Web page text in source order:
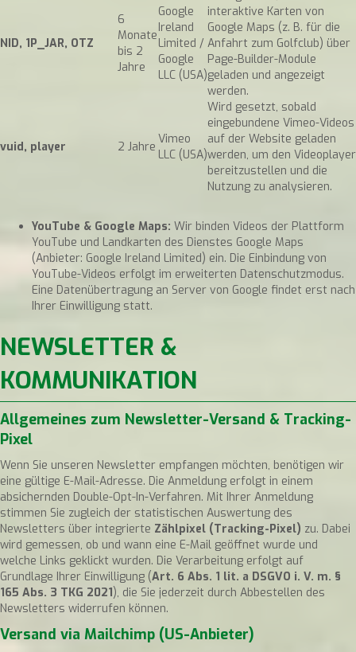
NID, 1P_JAR, OTZ
6
Monate
bis 2
Jahre
Google
Ireland
Limited /
Google
LLC (USA)
interaktive Karten von
Google Maps (z. B. für die
Anfahrt zum Golfclub) über
Page-Builder-Module
geladen und angezeigt
werden.
vuid, player 2 Jahre
Vimeo
LLC (USA)
Wird gesetzt, sobald
eingebundene Vimeo-Videos
auf der Website geladen
werden, um den Videoplayer
bereitzustellen und die
Nutzung zu analysieren.
YouTube & Google Maps: Wir binden Videos der Plattform
YouTube und Landkarten des Dienstes Google Maps
(Anbieter: Google Ireland Limited) ein. Die Einbindung von
YouTube-Videos erfolgt im erweiterten Datenschutzmodus.
Eine Datenübertragung an Server von Google findet erst nach
Ihrer Einwilligung statt.
NEWSLETTER &
KOMMUNIKATION
Allgemeines zum Newsletter-Versand & Tracking-
Pixel
Wenn Sie unseren Newsletter empfangen möchten, benötigen wir
eine gültige E-Mail-Adresse. Die Anmeldung erfolgt in einem
absichernden Double-Opt-In-Verfahren. Mit Ihrer Anmeldung
stimmen Sie zugleich der statistischen Auswertung des
Newsletters über integrierte Zählpixel (Tracking-Pixel) zu. Dabei
wird gemessen, ob und wann eine E-Mail geöffnet wurde und
welche Links geklickt wurden. Die Verarbeitung erfolgt auf
Grundlage Ihrer Einwilligung (Art. 6 Abs. 1 lit. a DSGVO i. V. m. §
165 Abs. 3 TKG 2021), die Sie jederzeit durch Abbestellen des
Newsletters widerrufen können.
Versand via Mailchimp (US-Anbieter)